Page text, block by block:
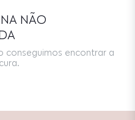
NÃO
conseguimos encontrar a